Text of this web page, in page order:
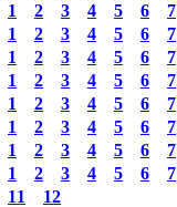
1 2 3 4 5 6
7
1 2 3 4 5 6
7
1 2 3 4 5 6
7
1 2 3 4 5 6
7
1 2 3 4 5 6
7
1 2 3 4 5 6
7
1 2 3 4 5 6
7
1 2 3 4 5 6
7
11 12